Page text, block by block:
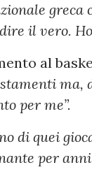
greca
il vero.
al
ma,
per me”.
di quei
per